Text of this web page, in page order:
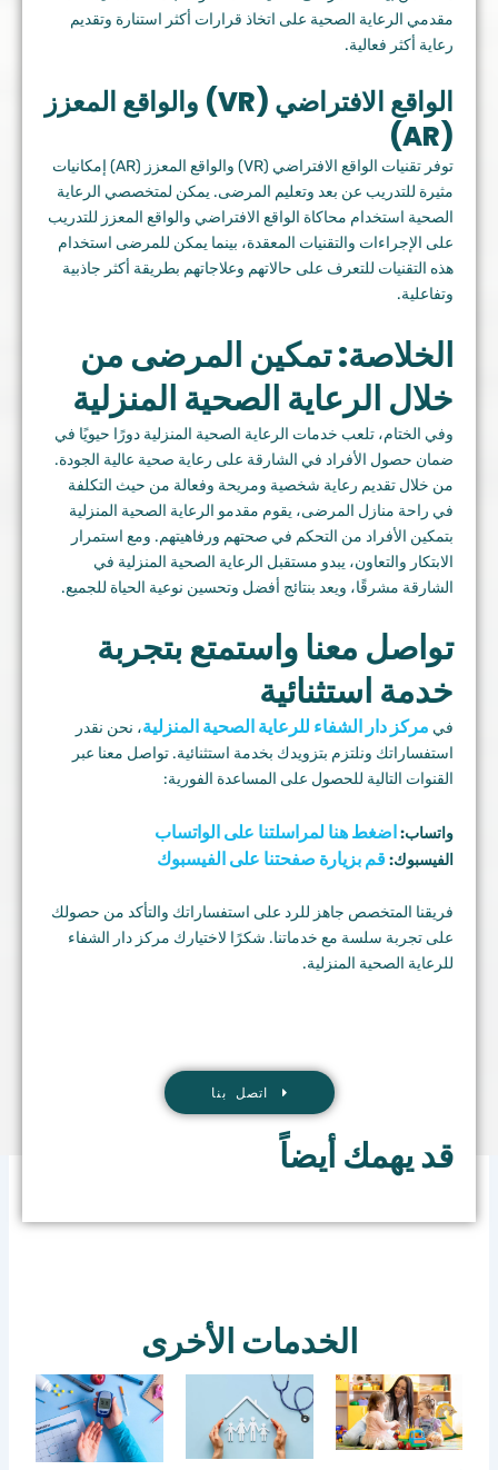
مقدمي الرعاية الصحية على اتخاذ قرارات أكثر استنارة وتقديم
رعاية أكثر فعالية.
الواقع الافتراضي (VR) والواقع المعزز
(AR)
توفر تقنيات الواقع الافتراضي (VR) والواقع المعزز (AR) إمكانيات
مثيرة للتدريب عن بعد وتعليم المرضى. يمكن لمتخصصي الرعاية
الصحية استخدام محاكاة الواقع الافتراضي والواقع المعزز للتدريب
على الإجراءات والتقنيات المعقدة، بينما يمكن للمرضى استخدام
هذه التقنيات للتعرف على حالاتهم وعلاجاتهم بطريقة أكثر جاذبية
وتفاعلية.
الخلاصة: تمكين المرضى من
خلال الرعاية الصحية المنزلية
وفي الختام، تلعب خدمات الرعاية الصحية المنزلية دورًا حيويًا في
ضمان حصول الأفراد في الشارقة على رعاية صحية عالية الجودة.
من خلال تقديم رعاية شخصية ومريحة وفعالة من حيث التكلفة
في راحة منازل المرضى، يقوم مقدمو الرعاية الصحية المنزلية
بتمكين الأفراد من التحكم في صحتهم ورفاهيتهم. ومع استمرار
الابتكار والتعاون، يبدو مستقبل الرعاية الصحية المنزلية في
الشارقة مشرقًا، ويعد بنتائج أفضل وتحسين نوعية الحياة للجميع.
تواصل معنا واستمتع بتجربة
خدمة استثنائية
في مركز دار الشفاء للرعاية الصحية المنزلية، نحن نقدر
استفساراتك ونلتزم بتزويدك بخدمة استثنائية. تواصل معنا عبر
القنوات التالية للحصول على المساعدة الفورية:
واتساب:اضغط هنا لمراسلتنا على الواتساب
الفيسبوك:قم بزيارة صفحتنا على الفيسبوك
فريقنا المتخصص جاهز للرد على استفساراتك والتأكد من حصولك
على تجربة سلسة مع خدماتنا. شكرًا لاختيارك مركز دار الشفاء
للرعاية الصحية المنزلية.
اتصل بنا
قد يهمك أيضاً
الخدمات الأخرى